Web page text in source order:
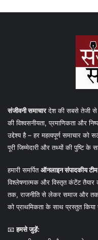
संजीवनी समाचारदेश की सबसे तेजी से
की विश्वसनीयता, प्रमाणिकता और
उद्देश्य है – हर महत्वपूर्ण समाचार
पूरी जिम्मेदारी और तथ्यों की पुष्टि के
हमारी समर्पितऑनलाइन संपादकीय टीम
विश्लेषणात्मक और विस्तृत कंटेंट तैयार
तक, राजनीति से लेकर समाज और
को प्राथमिकता के साथ प्रस्तुत किया
📧हमसे जुड़ें: